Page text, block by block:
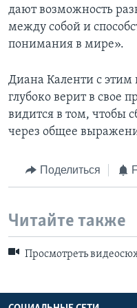
дают возможность
между собой и
понимания в мире».
Диана Каленти с этим
глубоко верит в свое
видится в том, чтобы
через общее
Поделиться
Читайте также
Просмотреть